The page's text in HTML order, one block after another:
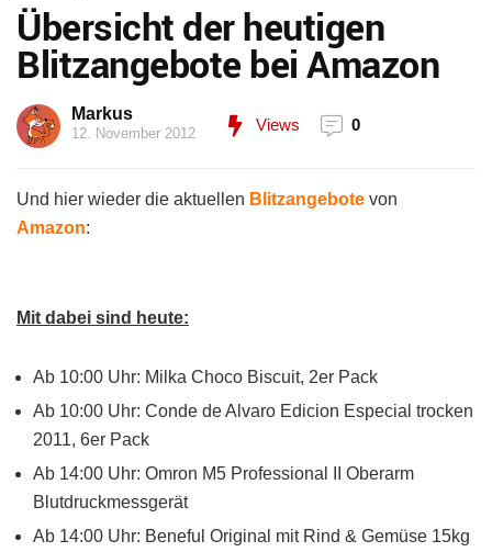
Übersicht der heutigen
Blitzangebote bei Amazon
Markus
12. November 2012 Views 0
Und hier wieder die aktuellen Blitzangebote von
Amazon:
Mit dabei sind heute:
Ab 10:00 Uhr: Milka Choco Biscuit, 2er Pack
Ab 10:00 Uhr: Conde de Alvaro Edicion Especial trocken
2011, 6er Pack
Ab 14:00 Uhr: Omron M5 Professional II Oberarm
Blutdruckmessgerät
Ab 14:00 Uhr: Beneful Original mit Rind & Gemüse 15kg